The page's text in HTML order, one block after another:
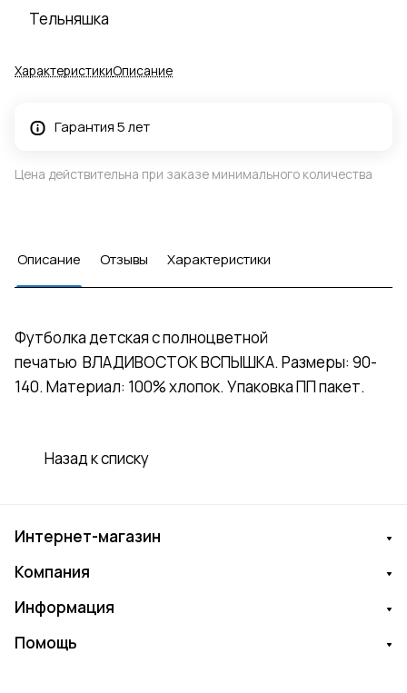
Тельняшка
ХарактеристикиОписание
Гарантия 5 лет
Цена действительна при заказе минимального количества
Описание Отзывы Характеристики
Футболка детская с полноцветной
печатью ВЛАДИВОСТОК ВСПЫШКА. Размеры: 90-
140. Материал: 100% хлопок. Упаковка ПП пакет.
Назад к списку
Интернет-магазин
Компания
Информация
Помощь